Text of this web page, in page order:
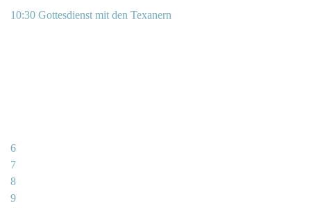
10:30 Gottesdienst mit den Texanern
6
7
8
9